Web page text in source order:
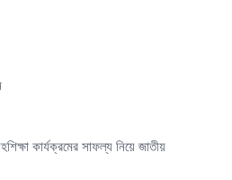
কার্যক্রমের সাফল্য নিয়ে জাতীয়